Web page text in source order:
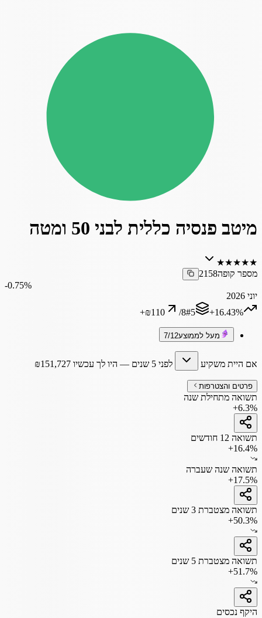
מיטב פנסיה כללית לבני 50 ומטה
★
★
★
★
★
מספר קופה2158
‎-0.75%
יוני 2026
‎+16.43%
#5
/8
+₪110
מעל לממוצע7/12
אם היית משקיע לפני 5 שנים — היו לך עכשיו ₪151,727
פרטים והצטרפות
תשואה מתחילת שנה
+6.3%
תשואה 12 חודשים
+16.4%
תשואה שנה שעברה
+17.5%
תשואה מצטברת 3 שנים
+50.3%
תשואה מצטברת 5 שנים
+51.7%
היקף נכסים